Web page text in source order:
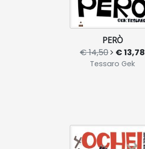
PERÒ
€ 14,50 € 13,78
Tessaro Gek